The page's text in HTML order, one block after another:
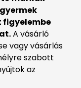
A vásárló
vagy vásárlás
szabott
az